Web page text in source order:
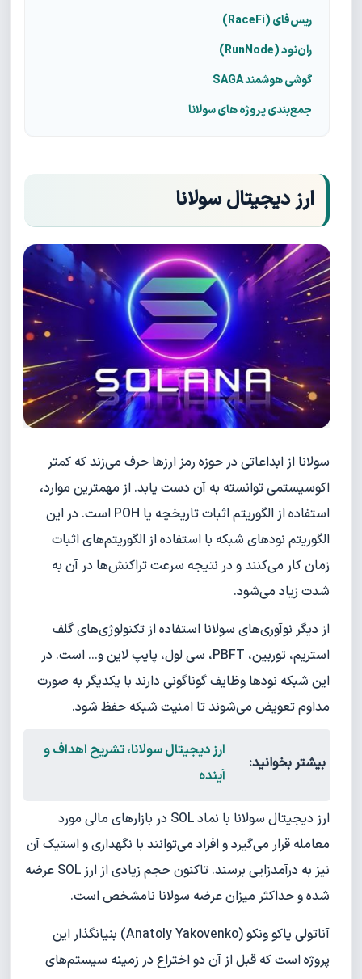
ریس‌فای (RaceFi)
ران‌نود (RunNode)
گوشی هوشمند SAGA
جمع‌بندی پروژه های سولانا
ارز دیجیتال سولانا
سولانا از ابداعاتی در حوزه رمز ارزها حرف می‌زند که کمتر
اکوسیستمی توانسته به آن دست یابد. از مهمترین موارد،
استفاده از الگوریتم اثبات تاریخچه یا POH است. در این
الگوریتم نودهای شبکه با استفاده از الگوریتم‌های اثبات
زمان کار می‌کنند و در نتیجه سرعت تراکنش‌ها در آن به
شدت زیاد می‌شود.
از دیگر نوآوری‌های سولانا استفاده از تکنولوژی‌های گلف
استریم، توربین، PBFT، سی لول، پایپ لاین و... است. در
این شبکه نودها وظایف گوناگونی دارند با یکدیگر به صورت
مداوم تعویض می‌شوند تا امنیت شبکه حفظ شود.
بیشتر بخوانید:
ارز دیجیتال سولانا، تشریح اهداف و
آینده
ارز دیجیتال سولانا با نماد SOL در بازارهای مالی مورد
معامله قرار می‌گیرد و افراد می‌توانند با نگهداری و استیک آن
نیز به درآمدزایی برسند. تاکنون حجم زیادی از ارز SOL عرضه
شده و حداکثر میزان عرضه سولانا نامشخص است.
آناتولی یاکو ونکو (Anatoly Yakovenko) بنیانگذار این
پروژه است که قبل از آن دو اختراع در زمینه سیستم‌های